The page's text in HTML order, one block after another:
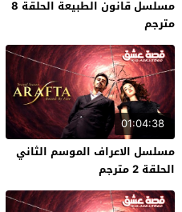
مسلسل قانون الطبيعة الحلقة 8
مترجم
01:04:38
مسلسل الاعراف الموسم الثاني
الحلقة 2 مترجم